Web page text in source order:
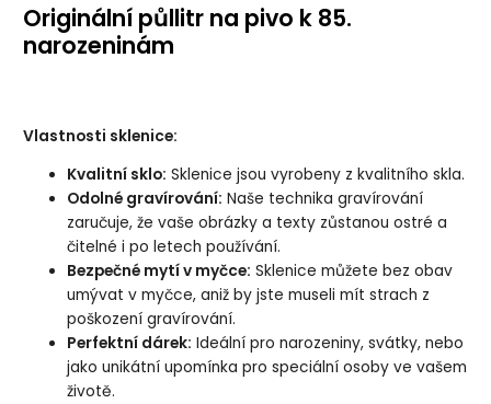
Originální půllitr na pivo k 85.
narozeninám
Vlastnosti sklenice:
Kvalitní sklo: Sklenice jsou vyrobeny z kvalitního skla.
Odolné gravírování: Naše technika gravírování
zaručuje, že vaše obrázky a texty zůstanou ostré a
čitelné i po letech používání.
Bezpečné mytí v myčce: Sklenice můžete bez obav
umývat v myčce, aniž by jste museli mít strach z
poškození gravírování.
Perfektní dárek: Ideální pro narozeniny, svátky, nebo
jako unikátní upomínka pro speciální osoby ve vašem
životě.